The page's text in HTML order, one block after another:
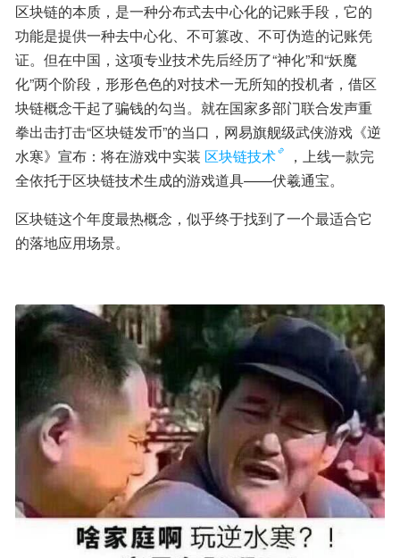
区块链的本质，是一种分布式去中心化的记账手段，它的
功能是提供一种去中心化、不可篡改、不可伪造的记账凭
证。但在中国，这项专业技术先后经历了“神化”和“妖魔
化”两个阶段，形形色色的对技术一无所知的投机者，借区
块链概念干起了骗钱的勾当。就在国家多部门联合发声重
拳出击打击“区块链发币”的当口，网易旗舰级武侠游戏《逆
水寒》宣布：将在游戏中实装 区块链技术
，上线一款完
全依托于区块链技术生成的游戏道具——伏羲通宝。
区块链这个年度最热概念，似乎终于找到了一个最适合它
的落地应用场景。